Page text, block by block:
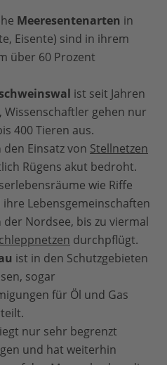
Meeresentenarten in
Eisente) sind in ihrem
über 60 Prozent
ist seit Jahren
Wissenschaftler gehen nur
400 Tieren aus.
Einsatz von Stellnetzen
Rügens akut bedroht.
wie Riffe
Lebensgemeinschaften
Nordsee, bis zu viermal
durchpflügt.
ist in den Schutzgebieten
sogar
für Öl und Gas
nur sehr begrenzt
und hat weiterhin